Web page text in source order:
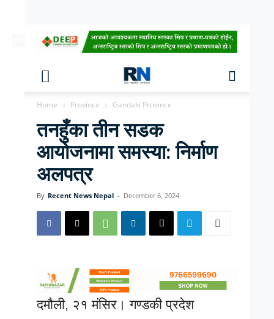
[ndc-today-date]
Home Province Gandaki Province
तनहुँका तीन सडक
आयोजनामा समस्या: निर्माण
अलपत्र
By Recent News Nepal - December 6, 2024
दमौली, २१ मंसिर। गण्डकी प्रदेश